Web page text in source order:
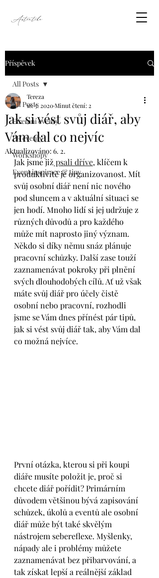
Příspěvek
All Posts
Firemní eventy
PR eventy
Workshopy
Event inspirace & tipy
All Posts
Jak si vést svůj diář, aby
Vám dal co nejvíc
Tereza
18. 5. 2020Minut čtení: 2
Aktualizováno: 6. 2.
Jak jsme již psali dříve, klíčem k
produktivitě je organizovanost. Mít
svůj osobní diář není nic nového
pod sluncem a v aktuální situaci se
jen hodí. Mnoho lidí si jej udržuje z
různých důvodů a pro každého
může mít naprosto jiný význam.
Někdo si díky němu snáz plánuje
pracovní schůzky. Další zase touží
zaznamenávat pokroky při plnění
svých dlouhodobých cílů. Ať už však
máte svůj diář pro účely čistě
osobní nebo pracovní, rozhodli
jsme se Vám dnes přínést pár tipů,
jak si vést svůj diář tak, aby Vám dal
co možná nejvíce.
První otázka, kterou si při koupi
diáře musíte položit je, proč si
chcete diář pořídit? Primárním
důvodem většinou bývá zapisování
schůzek, úkolů a eventů ale osobní
diář může být také skvělým
nástrojem sebereflexe. Myšlenky,
nápady ale i problémy můžete
zaznamenávat bez přibarvování, a
tak získat lepší a reálnější základ